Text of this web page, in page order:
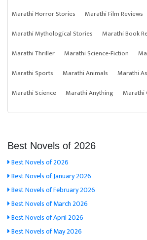
Marathi Horror Stories
Marathi Film Reviews
Marathi Mythological Stories
Marathi Book
Marathi Thriller
Marathi Science-Fiction
Marathi Sports
Marathi Animals
Marathi
Marathi Science
Marathi Anything Marathi
Best Novels of 2026
Best Novels of 2026
Best Novels of January 2026
Best Novels of February 2026
Best Novels of March 2026
Best Novels of April 2026
Best Novels of May 2026